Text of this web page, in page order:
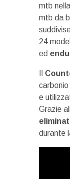
mtb
mtb da
24
ed
e
Grazie
durante